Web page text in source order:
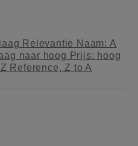
Relevantie Naam: A
naar hoog Prijs: hoog
Reference, Z to A